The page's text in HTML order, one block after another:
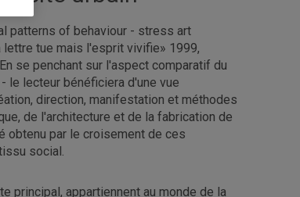
patterns of behaviour - stress art
tue mais l'esprit vivifie» 1999,
se penchant sur l'aspect comparatif du
le lecteur bénéficiera d'une vue
direction, manifestation et méthodes
de l'architecture et de la fabrication de
obtenu par le croisement de ces
social.
principal, appartiennent au monde de la